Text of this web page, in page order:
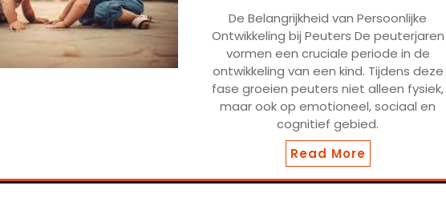
De Belangrijkheid van Persoonlijke
Ontwikkeling bij Peuters De peuterjaren
vormen een cruciale periode in de
ontwikkeling van een kind. Tijdens deze
fase groeien peuters niet alleen fysiek,
maar ook op emotioneel, sociaal en
cognitief gebied.
Read More